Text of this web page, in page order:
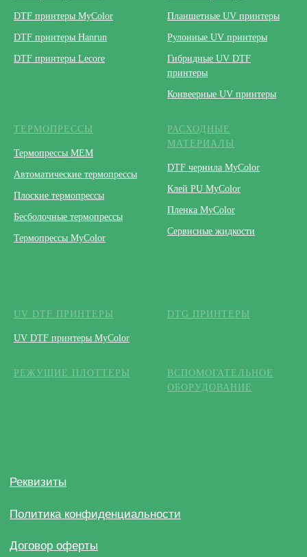
DTF принтеры MyColor
DTF принтеры Hanrun
DTF принтеры Lecore
Планшетные UV принтеры
Рулонные UV принтеры
Гибридные UV DTF
принтеры
Конвеерные UV принтеры
ТЕРМОПРЕССЫ
Термопрессы МЕМ
Автоматические термопрессы
Плоские термопрессы
Бесболочные термопрессы
Термопрессы MyColor
РАСХОДНЫЕ
МАТЕРИАЛЫ
DTF чернила MyColor
Клей PU MyColor
Пленка MyColor
Сервисные жидкости
UV DTF ПРИНТЕРЫ
UV DTF принтеры MyColor
DTG ПРИНТЕРЫ
РЕЖУЩИЕ ПЛОТТЕРЫ
ВСПОМОГАТЕЛЬНОЕ
ОБОРУДОВАНИЕ